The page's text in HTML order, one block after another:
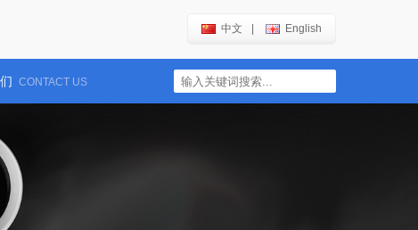
中文 English
CONTACT US